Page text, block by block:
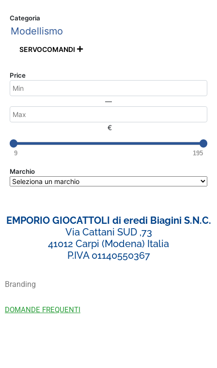
Categoria
Modellismo
SERVOCOMANDI 
Price
—
€
9 195
Marchio
EMPORIO GIOCATTOLI di eredi Biagini S.N.C.
Via Cattani SUD ,73
41012 Carpi (Modena) Italia
P.IVA 01140550367
Branding
DOMANDE FREQUENTI